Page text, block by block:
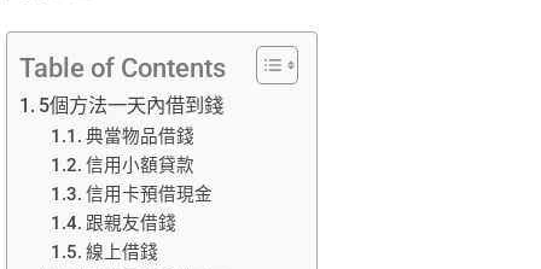
Table of Contents
5個方法一天內借到錢
典當物品借錢
信用小額貸款
信用卡預借現金
跟親友借錢
線上借錢